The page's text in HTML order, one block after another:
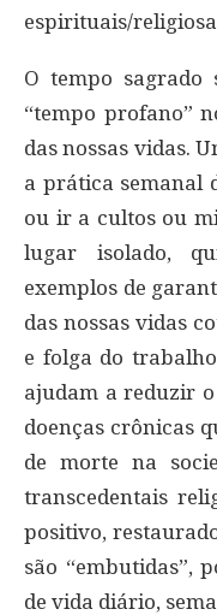
espirituais/
O tempo
“tempo profano”
das nossas vidas.
a prática semanal
ou ir a cultos ou
lugar isolado,
exemplos de
das nossas vidas
e folga do
ajudam a reduzir
doenças crônicas
de morte na
transcedentais
positivo,
são “embutidas”,
de vida diário,